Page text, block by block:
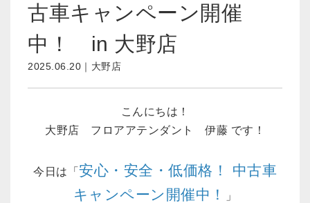
古車キャンペーン開催
中！ in 大野店
2025.06.20｜大野店
こんにちは！
大野店 フロアアテンダント 伊藤 です！
今日は「 安心・安全・低価格！ 中古車
キャンペーン開催中！
」